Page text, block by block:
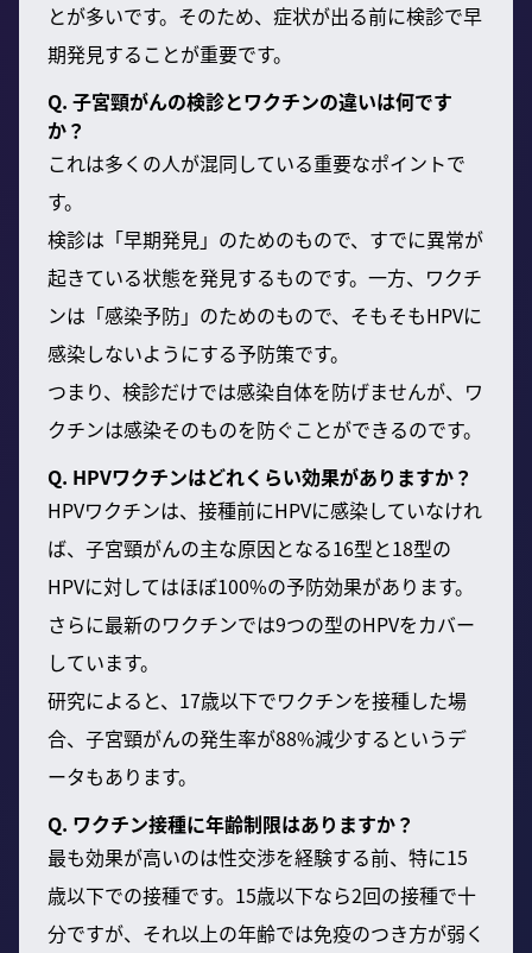
とが多いです。そのため、症状が出る前に検診で早
期発見することが重要です。
Q. 子宮頸がんの検診とワクチンの違いは何です
か？
これは多くの人が混同している重要なポイントで
す。
検診は「早期発見」のためのもので、すでに異常が
起きている状態を発見するものです。一方、ワクチ
ンは「感染予防」のためのもので、そもそもHPVに
感染しないようにする予防策です。
つまり、検診だけでは感染自体を防げませんが、ワ
クチンは感染そのものを防ぐことができるのです。
Q. HPVワクチンはどれくらい効果がありますか？
HPVワクチンは、接種前にHPVに感染していなけれ
ば、子宮頸がんの主な原因となる16型と18型の
HPVに対してはほぼ100%の予防効果があります。
さらに最新のワクチンでは9つの型のHPVをカバー
しています。
研究によると、17歳以下でワクチンを接種した場
合、子宮頸がんの発生率が88%減少するというデ
ータもあります。
Q. ワクチン接種に年齢制限はありますか？
最も効果が高いのは性交渉を経験する前、特に15
歳以下での接種です。15歳以下なら2回の接種で十
分ですが、それ以上の年齢では免疫のつき方が弱く